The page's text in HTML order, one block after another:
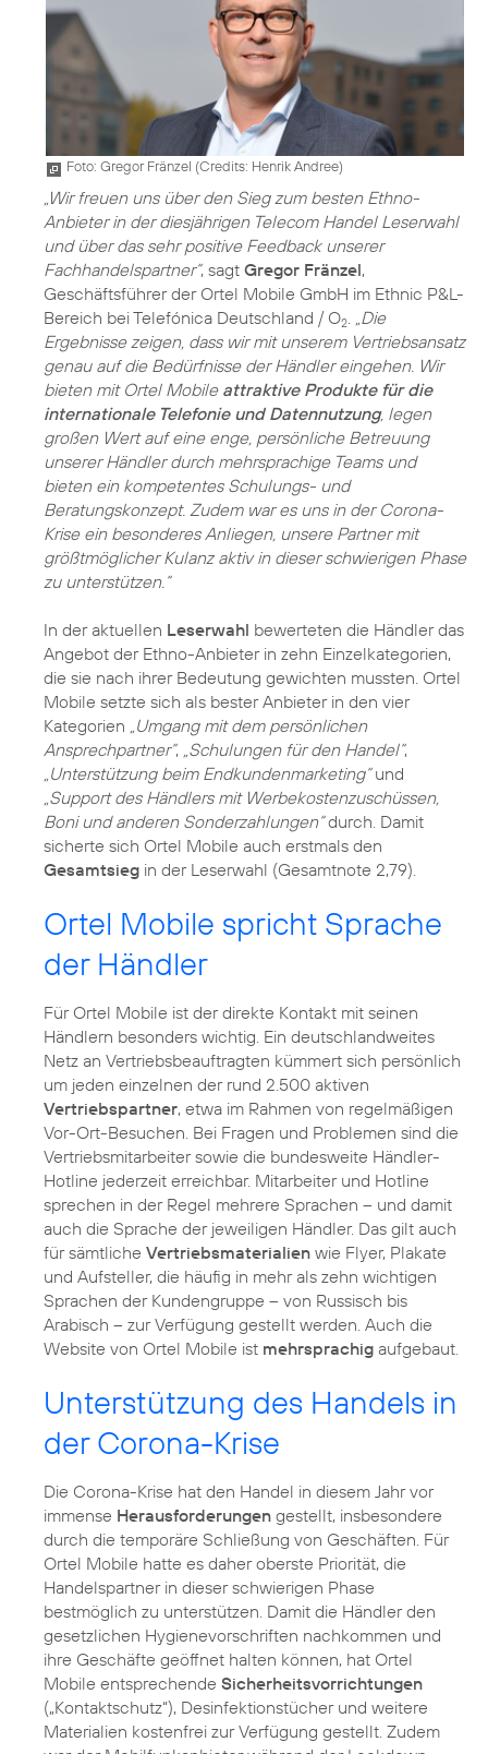
Foto: Gregor Fränzel (Credits: Henrik Andree)
„Wir freuen uns über den Sieg zum besten Ethno-
Anbieter in der diesjährigen Telecom Handel Leserwahl
und über das sehr positive Feedback unserer
Fachhandelspartner“, sagt Gregor Fränzel,
Geschäftsführer der Ortel Mobile GmbH im Ethnic P&L-
Bereich bei Telefónica Deutschland / O2
„Die
Ergebnisse zeigen, dass wir mit unserem Vertriebsansatz
genau auf die Bedürfnisse der Händler eingehen. Wir
bieten mit Ortel Mobile attraktive Produkte für die
internationale Telefonie und Datennutzung, legen
großen Wert auf eine enge, persönliche Betreuung
unserer Händler durch mehrsprachige Teams und
bieten ein kompetentes Schulungs- und
Beratungskonzept. Zudem war es uns in der Corona-
Krise ein besonderes Anliegen, unsere Partner mit
größtmöglicher Kulanz aktiv in dieser schwierigen Phase
zu unterstützen.“
In der aktuellen Leserwahl bewerteten die Händler das
Angebot der Ethno-Anbieter in zehn Einzelkategorien,
die sie nach ihrer Bedeutung gewichten mussten. Ortel
Mobile setzte sich als bester Anbieter in den vier
Kategorien „Umgang mit dem persönlichen
Ansprechpartner“, „Schulungen für den Handel“,
„Unterstützung beim Endkundenmarketing“und
„Support des Händlers mit Werbekostenzuschüssen,
Boni und anderen Sonderzahlungen“durch. Damit
sicherte sich Ortel Mobile auch erstmals den
Gesamtsieg in der Leserwahl (Gesamtnote 2,79).
Ortel Mobile spricht Sprache
der Händler
Für Ortel Mobile ist der direkte Kontakt mit seinen
Händlern besonders wichtig. Ein deutschlandweites
Netz an Vertriebsbeauftragten kümmert sich persönlich
um jeden einzelnen der rund 2.500 aktiven
Vertriebspartner, etwa im Rahmen von regelmäßigen
Vor-Ort-Besuchen. Bei Fragen und Problemen sind die
Vertriebsmitarbeiter sowie die bundesweite Händler-
Hotline jederzeit erreichbar. Mitarbeiter und Hotline
sprechen in der Regel mehrere Sprachen – und damit
auch die Sprache der jeweiligen Händler. Das gilt auch
für sämtliche Vertriebsmaterialien wie Flyer, Plakate
und Aufsteller, die häufig in mehr als zehn wichtigen
Sprachen der Kundengruppe – von Russisch bis
Arabisch – zur Verfügung gestellt werden. Auch die
Website von Ortel Mobile ist mehrsprachig aufgebaut.
Unterstützung des Handels in
der Corona-Krise
Die Corona-Krise hat den Handel in diesem Jahr vor
immense Herausforderungen gestellt, insbesondere
durch die temporäre Schließung von Geschäften. Für
Ortel Mobile hatte es daher oberste Priorität, die
Handelspartner in dieser schwierigen Phase
bestmöglich zu unterstützen. Damit die Händler den
gesetzlichen Hygienevorschriften nachkommen und
ihre Geschäfte geöffnet halten können, hat Ortel
Mobile entsprechende Sicherheitsvorrichtungen
(„Kontaktschutz“), Desinfektionstücher und weitere
Materialien kostenfrei zur Verfügung gestellt. Zudem